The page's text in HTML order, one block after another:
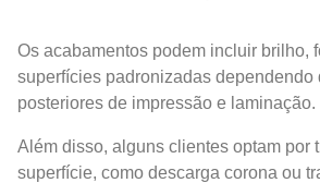
Os acabamentos podem incluir brilho,
superfícies padronizadas dependendo
posteriores de impressão e laminação.
Além disso, alguns clientes optam por
superfície, como descarga corona ou